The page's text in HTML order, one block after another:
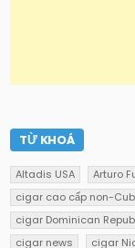
TỪ KHOÁ
Altadis USA Arturo
cigar cao cấp non-
cigar Dominican
cigar news
cigar